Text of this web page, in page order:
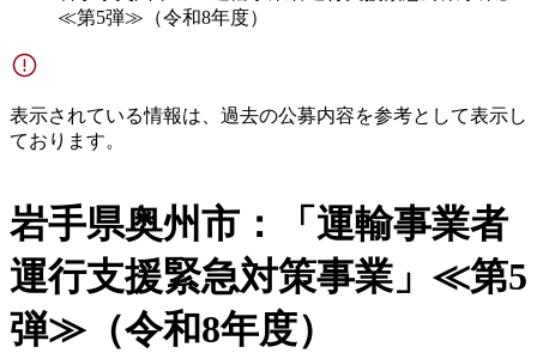
≪第5弾≫（令和8年度）
表示されている情報は、過去の公募内容を参考として表示し
ております。
岩手県奥州市：「運輸事業者
運行支援緊急対策事業」≪第5
弾≫（令和8年度）